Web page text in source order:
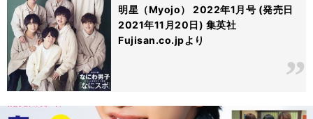
明星（Myojo） 2022年1月号 (発売日
2021年11月20日) 集英社
Fujisan.co.jpより